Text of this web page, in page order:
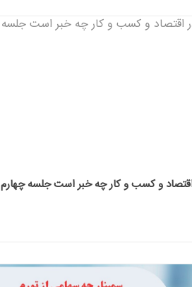
اقتصاد و کسب و کار چه خبر است جلسه چهارم